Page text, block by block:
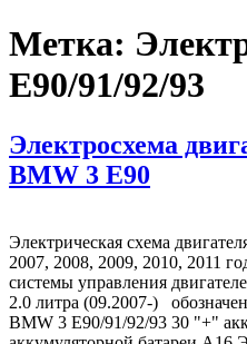
Метка:
E90/91/92/93
Электросхема
BMW 3 E90
Электрическая схема
2007, 2008, 2009, 2010, 2011
системы управления
2.0 литра (09.2007-)
BMW 3 E90/91/92/93 30 "+"